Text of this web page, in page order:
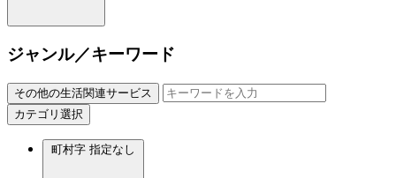
ジャンル／キーワード
その他の生活関連サービス
カテゴリ選択
町村字 指定なし